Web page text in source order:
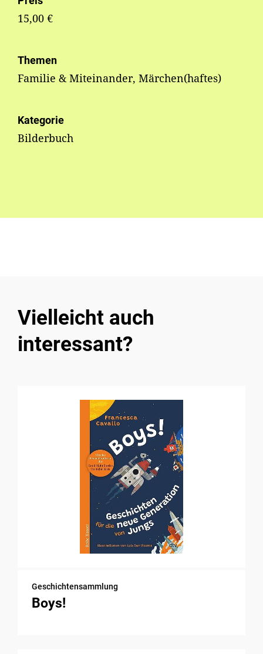
15,00 €
Themen
Familie & Miteinander, Märchen(haftes)
Kategorie
Bilderbuch
Vielleicht auch
interessant?
Geschichtensammlung
Boys!